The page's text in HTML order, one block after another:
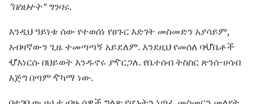
"በስህተት" ግንባሩ.
እንዲህ ዓይነቱ ሰው የተወሰነ የፀጉር እድገት መስመድን አያሳይም,
አብዛኛውን ጊዜ ተመጣጣኝ አይደለም. እንደዚህ የመሰለ ባሇቤቶች
ሇእነርሱ በህይወት እንዱኖሩ ያዯርጋለ. የቤተሰብ ትስስር ጽንሰ-ሀሳብ
እጅግ በጣም ዯካማ ነው.